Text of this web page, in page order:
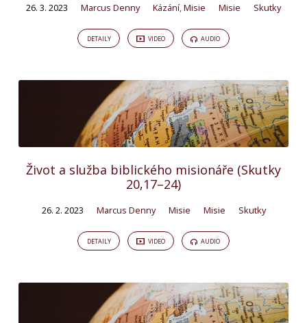
26. 3. 2023 Marcus Denny Kázání,Misie Misie Skutky
DETAILY VIDEO AUDIO
Život a služba biblického misionáře (Skutky
20,17–24)
26. 2. 2023 Marcus Denny Misie Misie Skutky
DETAILY VIDEO AUDIO